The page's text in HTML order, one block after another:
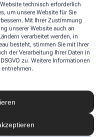
technisch erforderlich
um unsere Website für Sie
Mit Ihrer Zustimmung
unserer Website auch an
verarbeitet werden, in
besteht, stimmen Sie mit Ihrer
der Verarbeitung Ihrer Daten in
zu. Weitere Informationen
entnehmen.